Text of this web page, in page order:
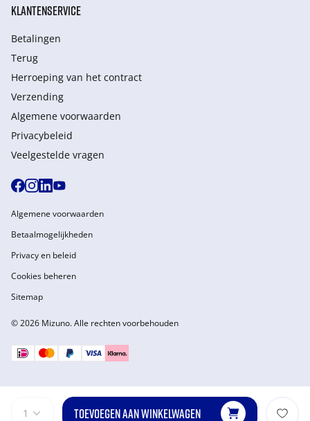
1 TOEVOEGEN AAN WINKELWAGEN
KLANTENSERVICE
Betalingen
Terug
Herroeping van het contract
Verzending
Algemene voorwaarden
Privacybeleid
Veelgestelde vragen
© 2026 Mizuno. Alle rechten voorbehouden
Algemene voorwaarden
Betaalmogelijkheden
Privacy en beleid
Cookies beheren
Sitemap